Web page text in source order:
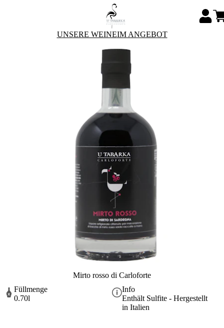
UNSERE WEINEIM ANGEBOT
Mirto rosso di Carloforte
Füllmenge
0.70l
Info
Enthält Sulfite - Hergestellt
in Italien